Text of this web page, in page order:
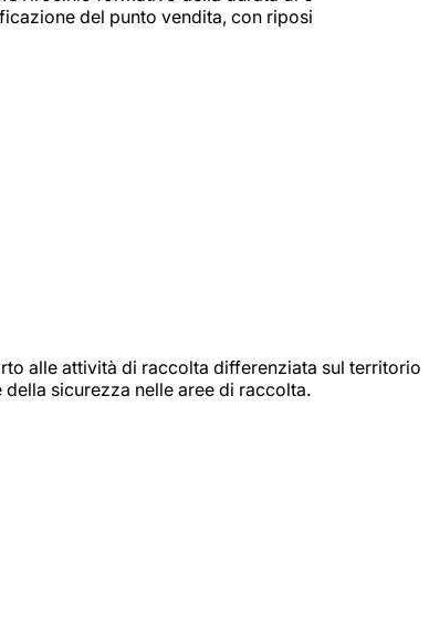
del punto vendita, con riposi
alle attività di raccolta differenziata sul territorio
sicurezza nelle aree di raccolta.